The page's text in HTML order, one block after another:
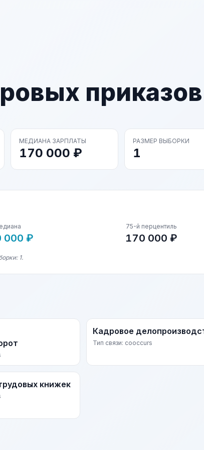
приказов
МЕДИАНА ЗАРПЛАТЫ
170 000 ₽
РАЗМЕР ВЫБОРКИ
1
000 ₽
75-й перцентиль
170 000 ₽
1.
Кадровое
Тип связи: cooccurs
книжек